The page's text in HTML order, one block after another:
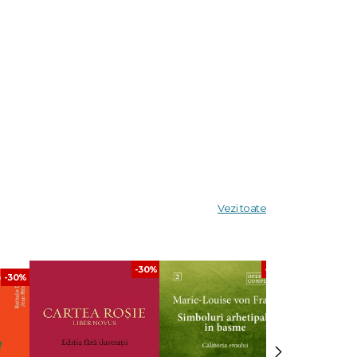
Vezi toate
-30%
-30% -30%
›